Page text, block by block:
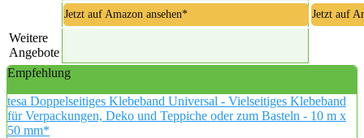
Jetzt auf Amazon ansehen* Jetzt auf
Weitere
Angebote
Empfehlung
tesa Doppelseitiges Klebeband Universal - Vielseitiges Klebeband
für Verpackungen, Deko und Teppiche oder zum Basteln - 10 m x
50 mm*